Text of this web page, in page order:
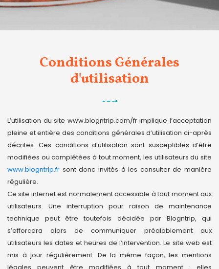
Conditions Générales
d'utilisation
L’utilisation du site www.blogntrip.com/fr implique l’acceptation
pleine et entière des conditions générales d’utilisation ci-après
décrites. Ces conditions d’utilisation sont susceptibles d’être
modifiées ou complétées à tout moment, les utilisateurs du site
www.blogntrip.fr sont donc invités à les consulter de manière
régulière.
Ce site internet est normalement accessible à tout moment aux
utilisateurs. Une interruption pour raison de maintenance
technique peut être toutefois décidée par Blogntrip, qui
s’efforcera alors de communiquer préalablement aux
utilisateurs les dates et heures de l’intervention. Le site web est
mis à jour régulièrement. De la même façon, les mentions